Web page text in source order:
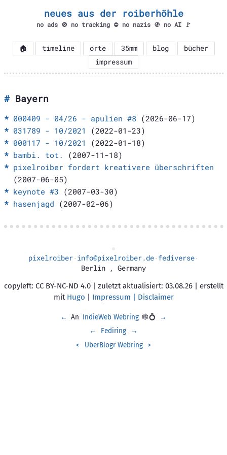
neues aus der roiberhöhle
no ads 🚫 no tracking ⛔ no nazis 🚯 no AI 🚩
🏠 timeline orte 35mm blog
bücher
impressum
Bayern
000409 - 04/26 - apulien #8 (2026-06-17)
031789 - 10/2021
(2022-01-23)
000117 - 10/2021
(2022-01-18)
bambi. tot.
(2007-11-18)
pixelroiber fordert kreativere überschriften
(2007-06-05)
keynote #3 (2007-03-30)
hasenjagd (2007-02-06)
pixelroiber· info@pixelroiber.de· fediverse·
Berlin , Germany
copyleft: CC BY-NC-ND 4.0 | zuletzt aktualisiert: 03.08.26 | erstellt
mit Hugo | Impressum | Disclaimer
← An IndieWeb Webring 🕸💍
→
←
Fediring
→
<
UberBlogr Webring >